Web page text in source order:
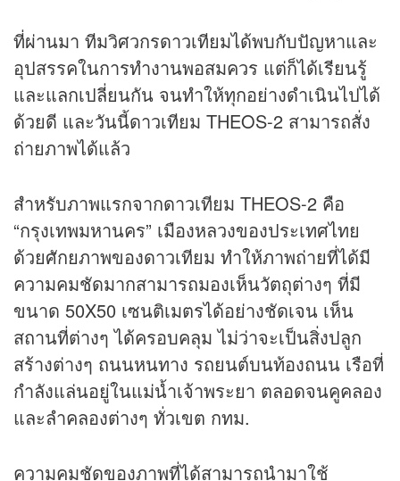
ที่ผ่านมา ทีมวิศวกรดาวเทียมได้พบกับปัญหาและ
อุปสรรคในการทำงานพอสมควร แต่ก็ได้เรียนรู้
และแลกเปลี่ยนกัน จนทำให้ทุกอย่างดำเนินไปได้
ด้วยดี และวันนี้ดาวเทียม THEOS-2 สามารถสั่ง
ถ่ายภาพได้แล้ว
สำหรับภาพแรกจากดาวเทียม THEOS-2 คือ
“กรุงเทพมหานคร” เมืองหลวงของประเทศไทย
ด้วยศักยภาพของดาวเทียม ทำให้ภาพถ่ายที่ได้มี
ความคมชัดมากสามารถมองเห็นวัตถุต่างๆ ที่มี
ขนาด 50X50 เซนติเมตรได้อย่างชัดเจน เห็น
สถานที่ต่างๆ ได้ครอบคลุม ไม่ว่าจะเป็นสิ่งปลูก
สร้างต่างๆ ถนนหนทาง รถยนต์บนท้องถนน เรือที่
กำลังแล่นอยู่ในแม่น้ำเจ้าพระยา ตลอดจนคูคลอง
และลำคลองต่างๆ ทั่วเขต กทม.
ความคมชัดของภาพที่ได้สามารถนำมาใช้